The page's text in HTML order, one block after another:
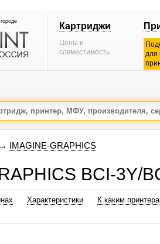
Картриджи
Цены и
совместимость
для
→ IMAGINE-GRAPHICS
BCI-3Y/
Характеристики К каким